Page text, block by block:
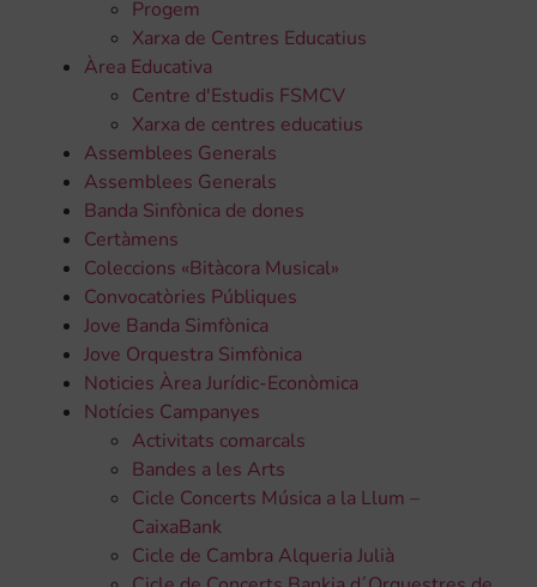
Progem
Xarxa de Centres Educatius
Àrea Educativa
Centre d'Estudis FSMCV
Xarxa de centres educatius
Assemblees Generals
Assemblees Generals
Banda Sinfònica de dones
Certàmens
Coleccions «Bitàcora Musical»
Convocatòries Públiques
Jove Banda Simfònica
Jove Orquestra Simfònica
Noticies Àrea Jurídic-Econòmica
Notícies Campanyes
Activitats comarcals
Bandes a les Arts
Cicle Concerts Música a la Llum –
CaixaBank
Cicle de Cambra Alqueria Julià